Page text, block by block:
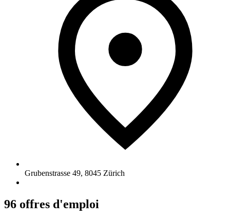
Grubenstrasse 49, 8045 Zürich
96 offres d'emploi